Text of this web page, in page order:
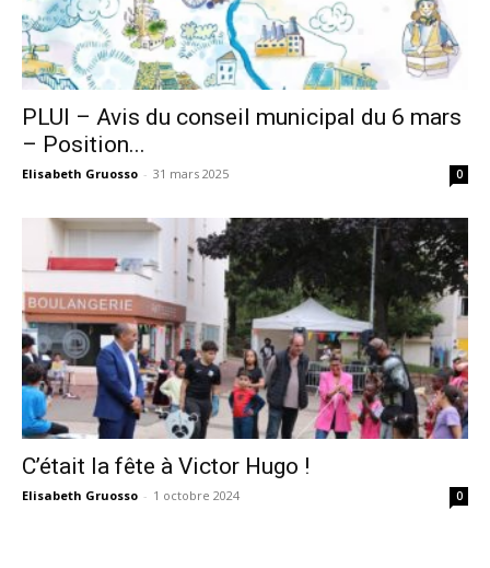
PLUI – Avis du conseil municipal du 6 mars
– Position...
Elisabeth Gruosso - 31 mars 2025 0
C’était la fête à Victor Hugo !
Elisabeth Gruosso - 1 octobre 2024 0